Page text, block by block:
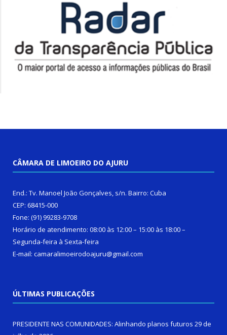
CÂMARA DE LIMOEIRO DO AJURU
End.: Tv. Manoel João Gonçalves, s/n. Bairro: Cuba
CEP: 68415-000
Fone: (91) 99283-9708
Horário de atendimento: 08:00 às 12:00 – 15:00 às 18:00 –
Segunda-feira à Sexta-feira
E-mail: camaralimoeirodoajuru@gmail.com
ÚLTIMAS PUBLICAÇÕES
PRESIDENTE NAS COMUNIDADES: Alinhando planos futuros 29 de